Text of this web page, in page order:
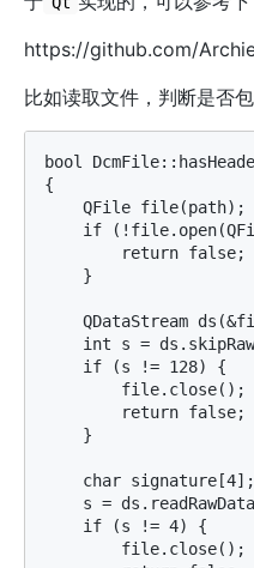
https://github.com/
比如读取文件，判断是否
bool
{
    QFile file(path);
if
        return false;
    }
QDataStream
int s =
    if (s != 128) {
        file.close();
        return false;
    }
    char signature[4];
s =
    if (s != 4) {
        file.close();